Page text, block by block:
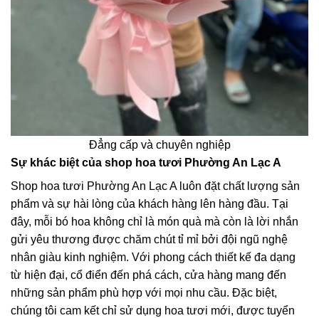
Đẳng cấp và chuyên nghiệp
Sự khác biệt của shop hoa tươi Phường An Lạc A
Shop hoa tươi Phường An Lạc A luôn đặt chất lượng sản
phẩm và sự hài lòng của khách hàng lên hàng đầu. Tại
đây, mỗi bó hoa không chỉ là món quà mà còn là lời nhắn
gửi yêu thương được chăm chút tỉ mỉ bởi đội ngũ nghệ
nhân giàu kinh nghiệm. Với phong cách thiết kế đa dạng
từ hiện đại, cổ điển đến phá cách, cửa hàng mang đến
những sản phẩm phù hợp với mọi nhu cầu. Đặc biệt,
chúng tôi cam kết chỉ sử dụng hoa tươi mới, được tuyển